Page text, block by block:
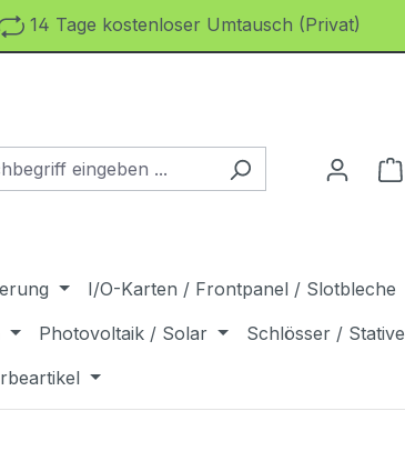
14 Tage kostenloser Umtausch (Privat)
I/O-Karten / Frontpanel / Slotbleche
Photovoltaik / Solar Schlösser / Stative